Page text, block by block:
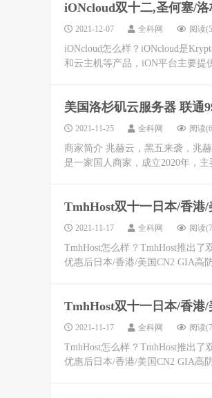
iONcloud双十二,圣何塞/
2021-12-07 全科网 阅读
iONcloud怎么样？iONcloud是
和云主机等产品，iON平台主要提
美国洛杉矶云服务器 联通
2021-11-25 全科网 阅读
商家简介 兆赫云，黑五来袭，兆
是一家国人商家，成立2020年，
TmhHost双十一日本/香港
2021-11-17 全科网 阅读
TmhHost怎么样？TmhHost推出
优惠后日本/香港/美国CN2 GIA高
TmhHost双十一日本/香港
2021-11-17 全科网 阅读
TmhHost怎么样？TmhHost推出
优惠后日本/香港/美国CN2 GIA高